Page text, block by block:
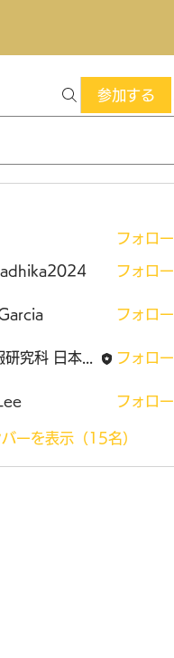
参加する
フォロー
フォロー
フォロー
社会情報研究科 日本大学大学院 フォロー
フォロー
ーを表示（15名）